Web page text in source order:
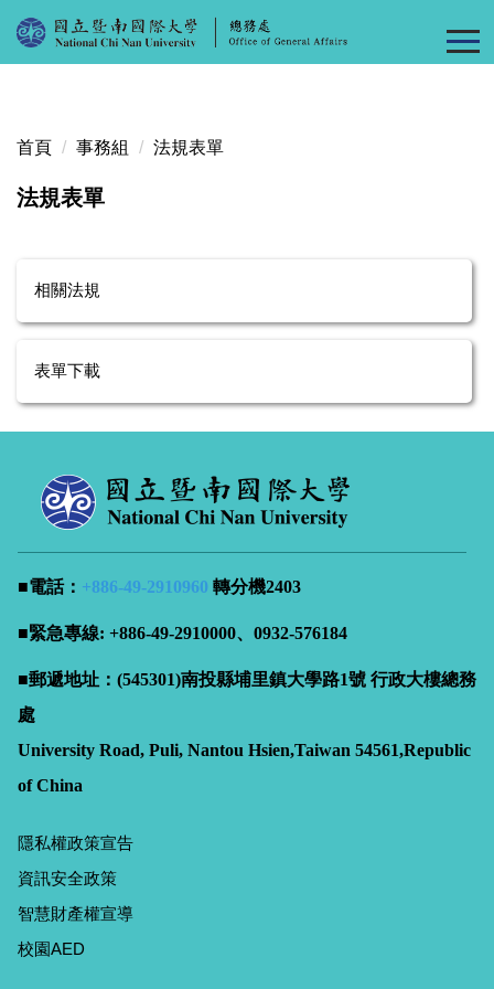
跳
到
主
容
首頁 事務組 法規表單
法規表單
相關法規
表單下載
■電話： +886-49-2910960 轉分機2403
■緊急專線: +886-49-2910000、0932-576184
■郵遞地址：(545301)南投縣埔里鎮大學路1號 行政大樓總務
處
University Road, Puli, Nantou Hsien,Taiwan 54561,Republic
of China
隱私權政策宣告
資訊安全政策
智慧財產權宣導
校園AED